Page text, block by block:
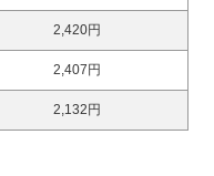
2,420円
2,407円
2,132円